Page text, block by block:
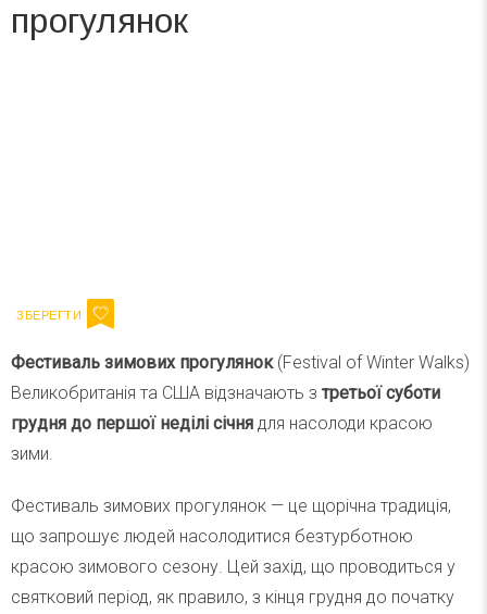
прогулянок
Фестиваль зимових прогулянок(Festival of Winter Walks)
Великобританія та США відзначають з третьої суботи
грудня до першої неділі січня для насолоди красою
зими.
Фестиваль зимових прогулянок — це щорічна традиція,
що запрошує людей насолодитися безтурботною
красою зимового сезону. Цей захід, що проводиться у
святковий період, як правило, з кінця грудня до початку